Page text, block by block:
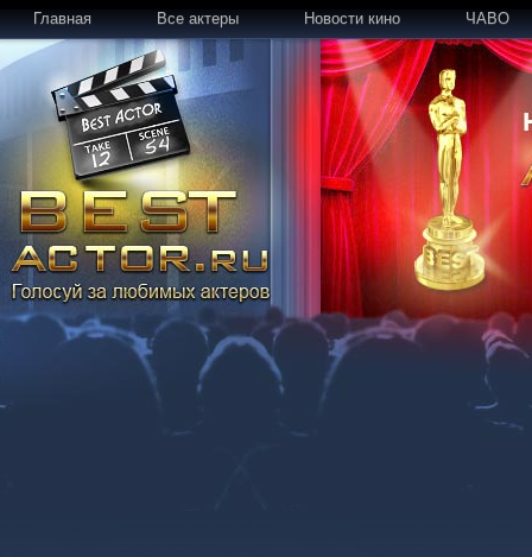
Главная Все актеры Новости кино ЧАВО